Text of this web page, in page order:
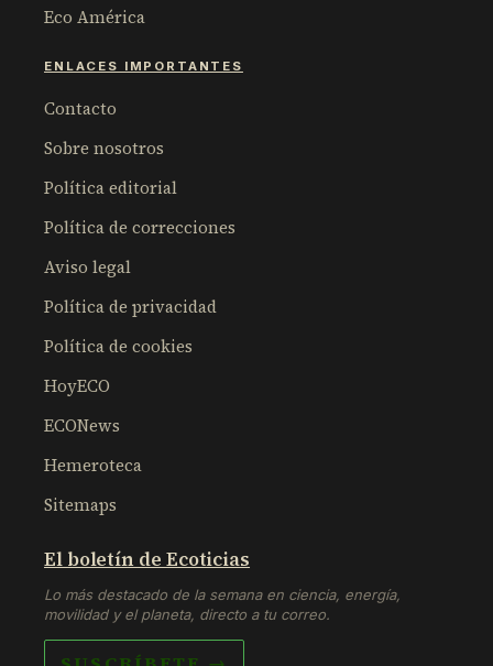
Eco América
ENLACES IMPORTANTES
Contacto
Sobre nosotros
Política editorial
Política de correcciones
Aviso legal
Política de privacidad
Política de cookies
HoyECO
ECONews
Hemeroteca
Sitemaps
El boletín de Ecoticias
Lo más destacado de la semana en ciencia, energía,
movilidad y el planeta, directo a tu correo.